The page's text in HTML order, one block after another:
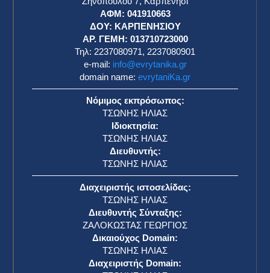
ΑΦΜ: 041910663
ΔΟΥ: ΚΑΡΠΕΝΗΣΙΟΥ
ΑΡ. ΓΕΜΗ: 013710723000
Τηλ: 2237080971, 2237080901
e-mail: info@evrytanika.gr
domain name: evrytaniKa.gr
Νόμιμος εκπρόσωπος:
ΤΣΩΝΗΣ ΗΛΙΑΣ
Ιδιοκτησία:
ΤΣΩΝΗΣ ΗΛΙΑΣ
Διευθυντής:
ΤΣΩΝΗΣ ΗΛΙΑΣ
Διαχειριστής ιστοσελίδας:
ΤΣΩΝΗΣ ΗΛΙΑΣ
Διευθυντής Σύνταξης:
ΖΑΛΟΚΩΣΤΑΣ ΓΕΩΡΓΙΟΣ
Δικαιούχος Domain:
ΤΣΩΝΗΣ ΗΛΙΑΣ
Διαχειριστής Domain: